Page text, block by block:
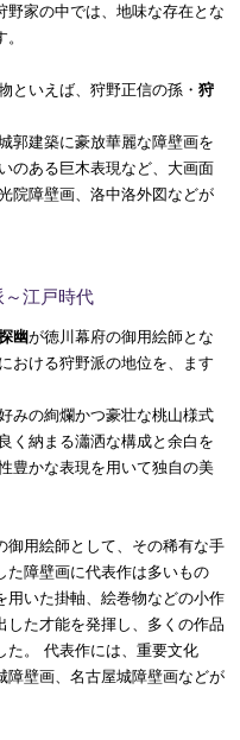
野家の中では、地味な存在とな
といえば、狩野正信の孫・ 狩
郭建築に豪放華麗な障壁画を
のある巨木表現など、大画面
院障壁画、洛中洛外図などが
～江戸時代
幽が徳川幕府の御用絵師とな
おける狩野派の地位を、ます
みの絢爛かつ豪壮な桃山様式
く納まる瀟洒な構成と余白を
豊かな表現を用いて独自の美
御用絵師として、その稀有な手
た障壁画に代表作は多いもの
用いた掛軸、絵巻物などの小作
した才能を発揮し、多くの作品
た。 代表作には、重要文化
障壁画、名古屋城障壁画などが